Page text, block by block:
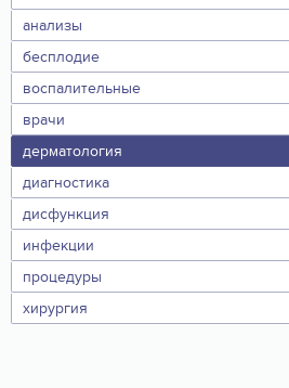
анализы
бесплодие
воспалительные
врачи
дерматология
диагностика
дисфункция
инфекции
процедуры
хирургия